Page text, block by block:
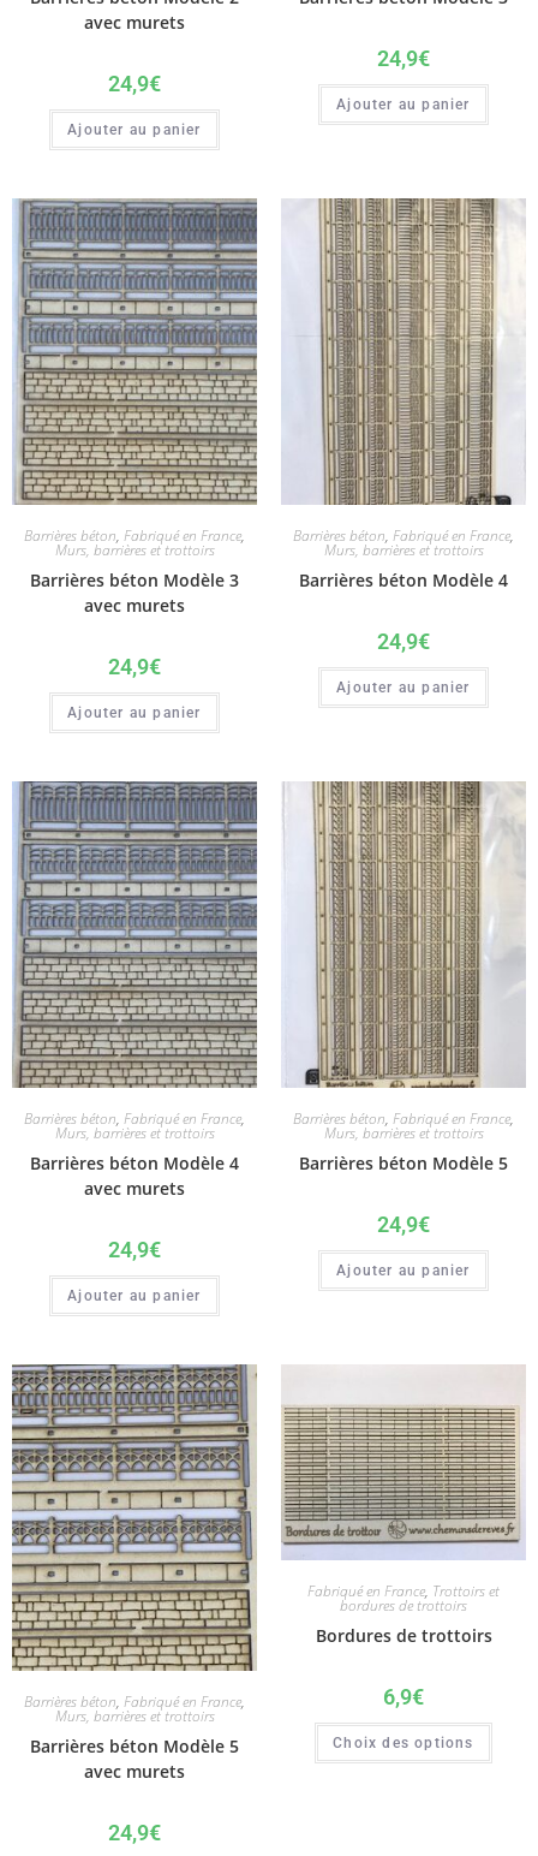
avec murets
24,9€
Ajouter au panier
24,9€
Ajouter au panier
Barrières béton, Fabriqué en France,
Murs, barrières et trottoirs
Barrières béton Modèle 3
avec murets
24,9€
Ajouter au panier
Barrières béton, Fabriqué en France,
Murs, barrières et trottoirs
Barrières béton Modèle 4
24,9€
Ajouter au panier
Barrières béton, Fabriqué en France,
Murs, barrières et trottoirs
Barrières béton Modèle 4
avec murets
24,9€
Ajouter au panier
Barrières béton, Fabriqué en France,
Murs, barrières et trottoirs
Barrières béton Modèle 5
24,9€
Ajouter au panier
Barrières béton, Fabriqué en France,
Murs, barrières et trottoirs
Barrières béton Modèle 5
avec murets
24,9€
Fabriqué en France, Trottoirs et
bordures de trottoirs
Bordures de trottoirs
6,9€
Choix des options